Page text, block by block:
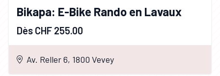
Bikapa: E-Bike Rando en Lavaux
Dès CHF 255.00
Av. Reller 6, 1800 Vevey